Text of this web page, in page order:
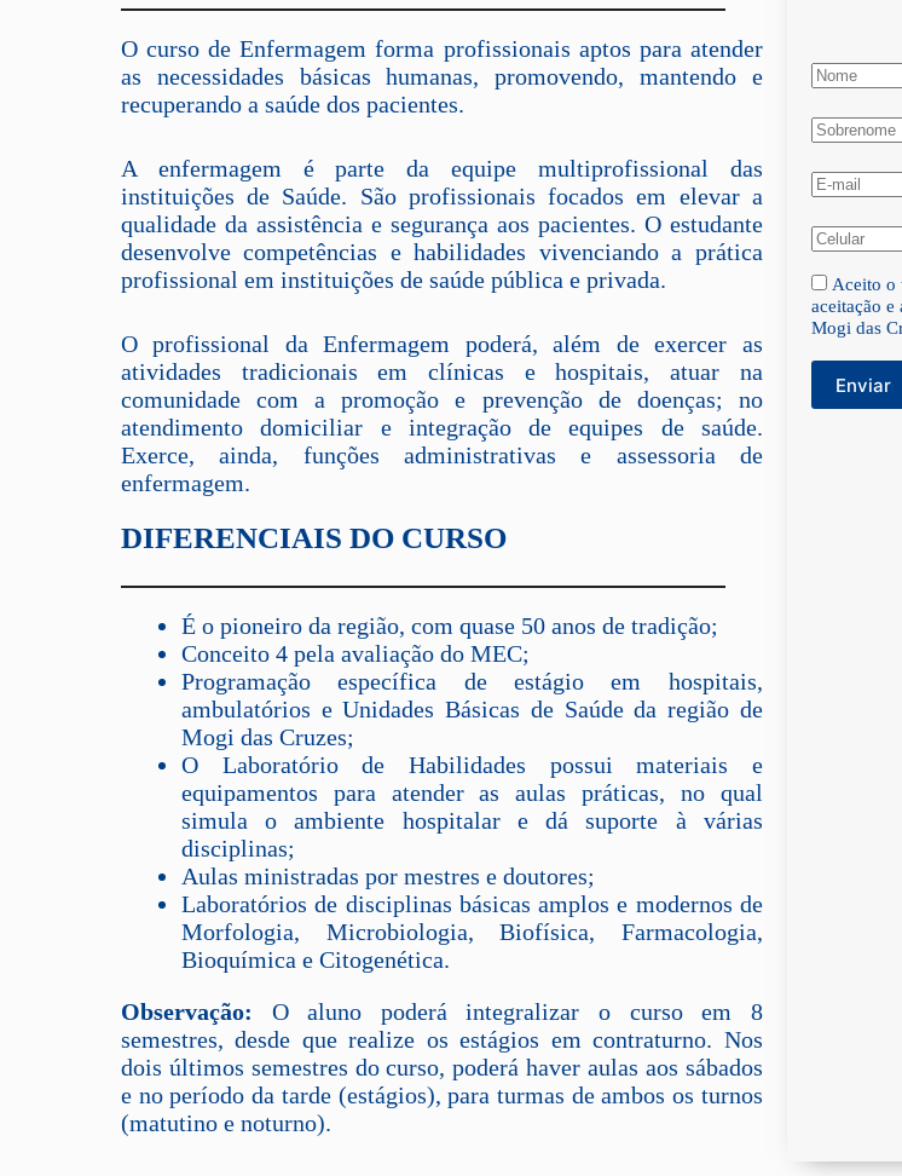
O curso de Enfermagem forma profissionais aptos para atender
as necessidades básicas humanas, promovendo, mantendo e
recuperando a saúde dos pacientes.
A enfermagem é parte da equipe multiprofissional das
instituições de Saúde. São profissionais focados em elevar a
qualidade da assistência e segurança aos pacientes. O estudante
desenvolve competências e habilidades vivenciando a prática
profissional em instituições de saúde pública e privada.
O profissional da Enfermagem poderá, além de exercer as
atividades tradicionais em clínicas e hospitais, atuar na
comunidade com a promoção e prevenção de doenças; no
atendimento domiciliar e integração de equipes de saúde.
Exerce, ainda, funções administrativas e assessoria de
enfermagem.
DIFERENCIAIS DO CURSO
É o pioneiro da região, com quase 50 anos de tradição;
Conceito 4 pela avaliação do MEC;
Programação específica de estágio em hospitais,
ambulatórios e Unidades Básicas de Saúde da região de
Mogi das Cruzes;
O Laboratório de Habilidades possui materiais e
equipamentos para atender as aulas práticas, no qual
simula o ambiente hospitalar e dá suporte à várias
disciplinas;
Aulas ministradas por mestres e doutores;
Laboratórios de disciplinas básicas amplos e modernos de
Morfologia, Microbiologia, Biofísica, Farmacologia,
Bioquímica e Citogenética.
Observação: O aluno poderá integralizar o curso em 8
semestres, desde que realize os estágios em contraturno. Nos
dois últimos semestres do curso, poderá haver aulas aos sábados
e no período da tarde (estágios), para turmas de ambos os turnos
(matutino e noturno).
Aceito o
aceitação e
Mogi das
Enviar